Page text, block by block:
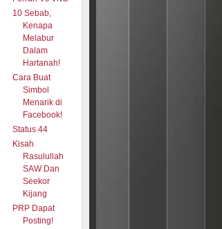
10 Sebab,
Kenapa
Melabur
Dalam
Hartanah!
Cara Buat
Simbol
Menarik di
Facebook!
Status 44
Kisah
Rasulullah
SAW Dan
Seekor
Kijang
PRP Dapat
Posting!